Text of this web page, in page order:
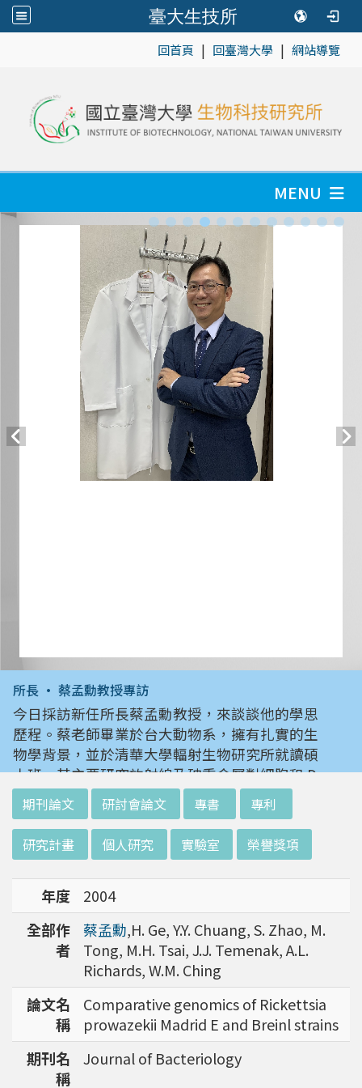
臺大生技所
回首頁 | 回臺灣大學 | 網站導覽
MENU
所長 • 蔡孟勳教授專訪
今日採訪新任所長蔡孟勳教授，來談談他的學思
歷程。蔡老師畢業於台大動物系，擁有扎實的生
物學背景，並於清華大學輻射生物研究所就讀碩
士班。其主要研究放射線及砷重金屬對細胞和 D
NA 的傷害及細胞表型的改變。就讀陽明大學博
士班時，選定研究長期暴露於低劑量輻射鋼筋下
對人體的影響，並比較其他國家高劑量暴露下的
不同影響。在美國國家衛生研究院從事博士後研
究時，開始了以微陣列技術探討致癌物質，如重
金屬以及輻射線等對腫瘤細胞的影響，同時有效
率分析以及整合生物晶片所產出之大數據。蔡老
師於1996年回到台灣大學任教後，繼續以生物
晶片搭配生物資訊等為工具，開發專一性生物指
標，應用於精準農業以及偵測癌細胞轉移或復發
等在精準醫療上的應用。同時，蔡老師運用次世
代定序瞭解台灣乳癌病患中基因體中的變異以及
演化，試圖瞭解癌症復發機制。同時透過次世代
定序解出台灣帝雉全基因體資訊。這樣的訊息是
只能從基因組分析而無法從生態調查得知，在在
期刊論文 研討會論文 專書 專利
研究計畫 個人研究 實驗室 榮譽獎項
年度
2004
全部作
者
蔡孟勳,H. Ge, Y.Y. Chuang, S. Zhao, M.
Tong, M.H. Tsai, J.J. Temenak, A.L.
Richards, W.M. Ching
論文名
稱
Comparative genomics of Rickettsia
prowazekii Madrid E and Breinl strains
期刊名
稱
Journal of Bacteriology